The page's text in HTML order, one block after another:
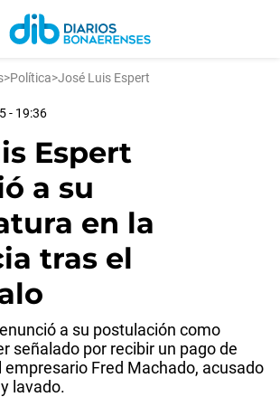
>Política>José Luis Espert
- 19:36
Espert
a su
en la
tras el
a su postulación como
señalado por recibir un pago de
empresario Fred Machado, acusado
lavado.